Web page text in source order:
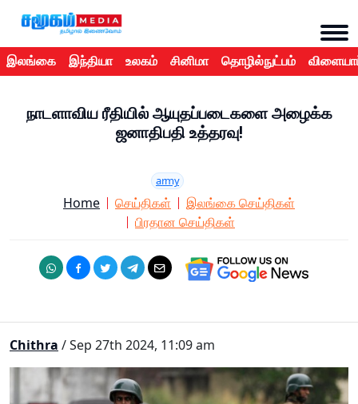
இலங்கை இந்தியா உலகம் சினிமா தொழில்நுட்பம்
நாடளாவிய ரீதியில் ஆயுதப்படைகளை அழைக்க
ஜனாதிபதி உத்தரவு!
army
Home செய்திகள்
இலங்கை செய்திகள்
பிரதான செய்திகள்
Chithra / Sep 27th 2024, 11:09 am